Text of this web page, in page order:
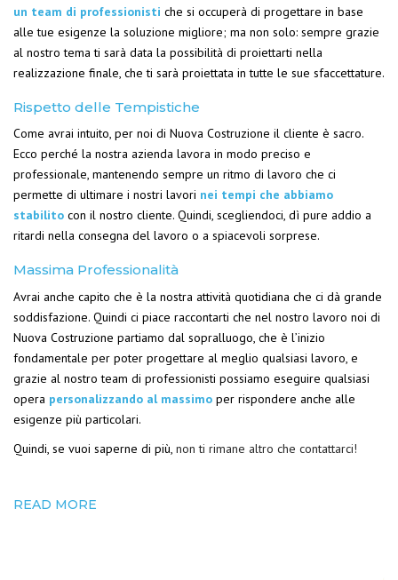
un team di professionisti che si occuperà di progettare in base
alle tue esigenze la soluzione migliore; ma non solo: sempre grazie
al nostro tema ti sarà data la possibilità di proiettarti nella
realizzazione finale, che ti sarà proiettata in tutte le sue sfaccettature.
Rispetto delle Tempistiche
Come avrai intuito, per noi di Nuova Costruzione il cliente è sacro.
Ecco perché la nostra azienda lavora in modo preciso e
professionale, mantenendo sempre un ritmo di lavoro che ci
permette di ultimare i nostri lavori nei tempi che abbiamo
stabilito con il nostro cliente. Quindi, scegliendoci, dì pure addio a
ritardi nella consegna del lavoro o a spiacevoli sorprese.
Massima Professionalità
Avrai anche capito che è la nostra attività quotidiana che ci dà grande
soddisfazione. Quindi ci piace raccontarti che nel nostro lavoro noi di
Nuova Costruzione partiamo dal sopralluogo, che è l’inizio
fondamentale per poter progettare al meglio qualsiasi lavoro, e
grazie al nostro team di professionisti possiamo eseguire qualsiasi
opera personalizzando al massimo per rispondere anche alle
esigenze più particolari.
Quindi, se vuoi saperne di più, non ti rimane altro che contattarci!
READ MORE